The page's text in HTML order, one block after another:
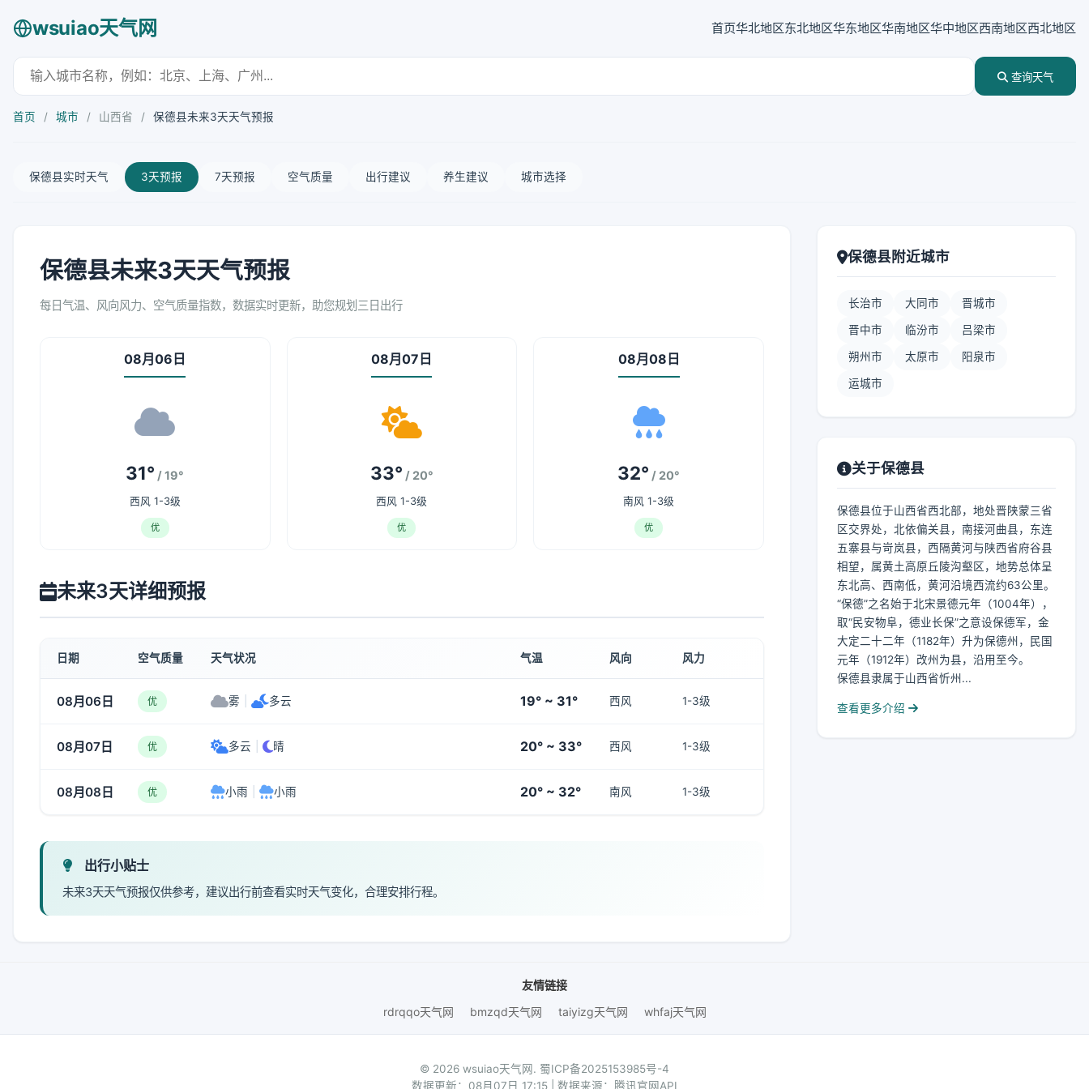
wsuiao天气网 首页华北地区东北地区华东地区华南地区华中地区西南地区西北地区
查询天气
首页 / 城市 / 山西省 / 保德县未来3天天气预报
保德县实时天气 3天预报 7天预报 空气质量 出行建议 养生建议 城市选择
保德县未来3天天气预报
每日气温、风向风力、空气质量指数，数据实时更新，助您规划三日出行
08月06日
31° / 19°
西风 1-3级
优
08月07日
33° / 20°
西风 1-3级
优
08月08日
32° / 20°
南风 1-3级
优
未来3天详细预报
日期 空气质量 天气状况 气温 风向 风力
08月06日 优 雾 多云 19° ~ 31° 西风 1-3级
08月07日 优 多云 晴 20° ~ 33° 西风 1-3级
08月08日 优 小雨 小雨 20° ~ 32° 南风 1-3级
出行小贴士
未来3天天气预报仅供参考，建议出行前查看实时天气变化，合理安排行程。
保德县附近城市
长治市 大同市 晋城市
晋中市 临汾市 吕梁市
朔州市 太原市 阳泉市
运城市
关于保德县
保德县位于山西省西北部，地处晋陕蒙三省
区交界处，北依偏关县，南接河曲县，东连
五寨县与岢岚县，西隔黄河与陕西省府谷县
相望，属黄土高原丘陵沟壑区，地势总体呈
东北高、西南低，黄河沿境西流约63公里。
“保德”之名始于北宋景德元年（1004年），
取“民安物阜，德业长保”之意设保德军，金
大定二十二年（1182年）升为保德州，民国
元年（1912年）改州为县，沿用至今。
保德县隶属于山西省忻州...
查看更多介绍
友情链接
rdrqqo天气网
bmzqd天气网 taiyizg天气网 whfaj天气网
© 2026 wsuiao天气网. 蜀ICP备2025153985号-4
数据更新：08月07日 17:15 | 数据来源：腾讯官网API